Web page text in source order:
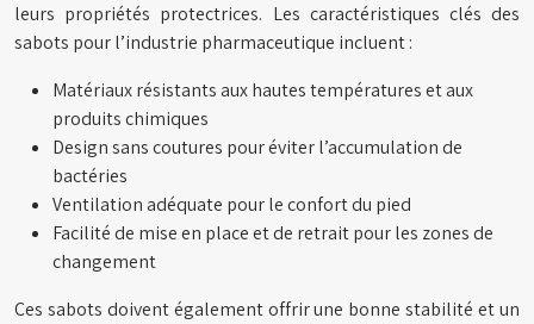
leurs propriétés protectrices. Les caractéristiques clés des
sabots pour l’industrie pharmaceutique incluent :
Matériaux résistants aux hautes températures et aux
produits chimiques
Design sans coutures pour éviter l’accumulation de
bactéries
Ventilation adéquate pour le confort du pied
Facilité de mise en place et de retrait pour les zones de
changement
Ces sabots doivent également offrir une bonne stabilité et un